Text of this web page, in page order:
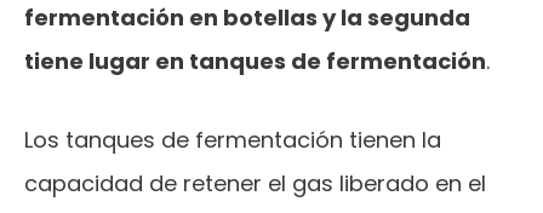
fermentación en botellas y la segunda
tiene lugar en tanques de fermentación.
Los tanques de fermentación tienen la
capacidad de retener el gas liberado en el